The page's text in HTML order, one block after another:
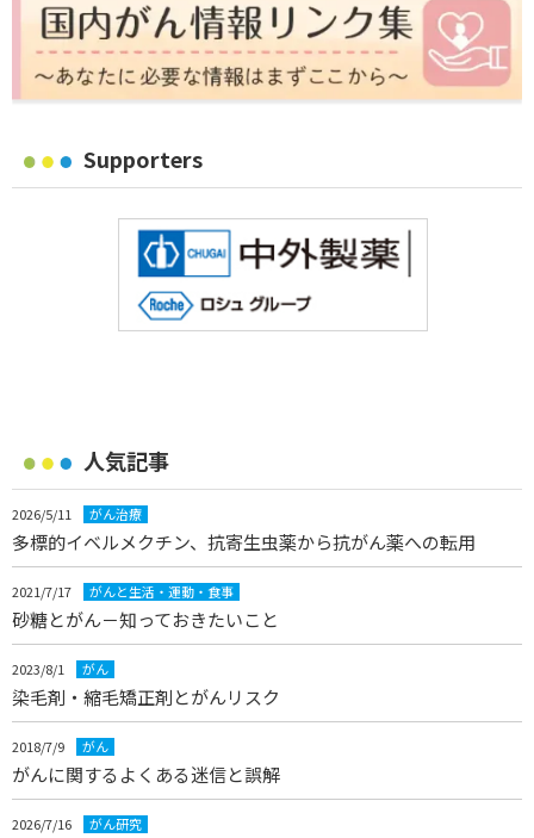
Supporters
人気記事
2026/5/11 がん治療
多標的イベルメクチン、抗寄生虫薬から抗がん薬への転用
2021/7/17 がんと生活・運動・食事
砂糖とがん－知っておきたいこと
2023/8/1 がん
染毛剤・縮毛矯正剤とがんリスク
2018/7/9 がん
がんに関するよくある迷信と誤解
2026/7/16 がん研究